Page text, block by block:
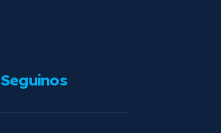
Seguinos